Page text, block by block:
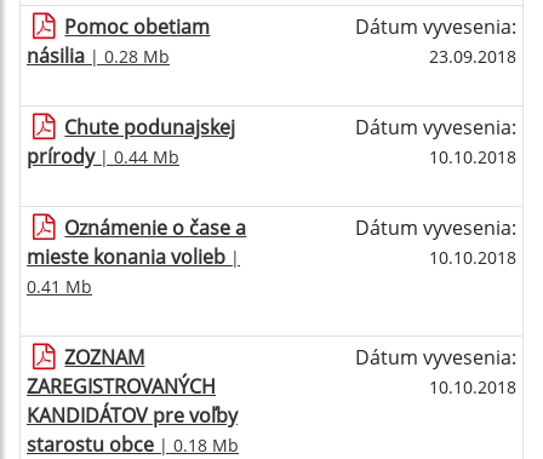
Pomoc obetiam
násilia | 0.28 Mb
Dátum vyvesenia:
23.09.2018
Chute podunajskej
prírody| 0.44 Mb
Dátum vyvesenia:
10.10.2018
Oznámenie o čase a
mieste konania volieb |
0.41 Mb
Dátum vyvesenia:
10.10.2018
ZOZNAM
ZAREGISTROVANÝCH
KANDIDÁTOV pre voľby
starostu obce | 0.18 Mb
Dátum vyvesenia:
10.10.2018